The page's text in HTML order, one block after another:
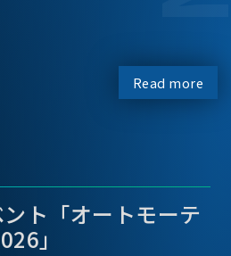
Read more
ト「オートモーテ
」